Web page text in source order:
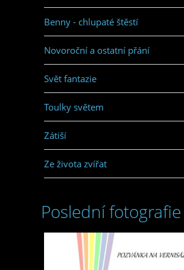
Benny - chlupaté štěstí
Novoroční a ostatní přání
Svět fantazie
Toulky světem
Zátiší
Ze života zvířat
Poslední fotografie